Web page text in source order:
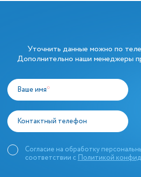
Уточнить данные можно по
Дополнительно наши менеджеры
Ваше имя*
Контактный телефон
Согласие на обработку
соответствии сПолитикой